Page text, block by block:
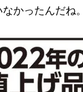
かったんだね。